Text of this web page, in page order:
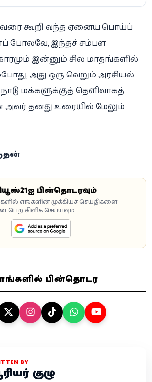
கூறி வந்த ஏனைய பொய்ப்
போலவே, இந்தச் சம்பள
இன்னும் சில மாதங்களில்
அது ஒரு வெறும் அரசியல்
மக்களுக்குத் தெளிவாகத்
அவர் தனது உரையில் மேலும்
நியூஸ்21ஐ பின்தொடரவும்
எங்களின் முக்கியச் செய்திகளை
பெற கிளிக் செய்யவும்.
பின்தொடர
BY
குழு